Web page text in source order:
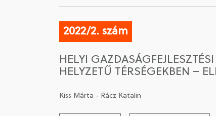
2022/2. szám
HELYI
HELYZETŰ TÉRSÉGEKBEN –
Kiss Márta - Rácz Katalin